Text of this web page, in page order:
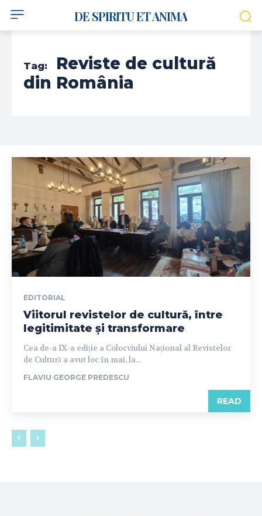
DE SPIRITU ET ANIMA
Tag:
Reviste de cultură
din România
EDITORIAL
Viitorul revistelor de cultură, între
legitimitate și transformare
Cea de-a IX-a ediție a Colocviului Național al Revistelor
de Cultură a avut loc în mai, la...
FLAVIU GEORGE PREDESCU
READ